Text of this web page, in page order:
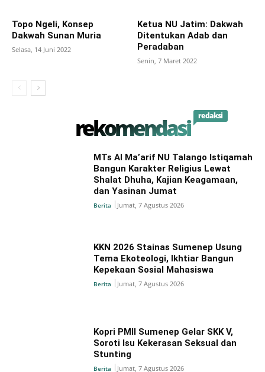
Topo Ngeli, Konsep
Dakwah Sunan Muria
Selasa, 14 Juni 2022
Ketua NU Jatim: Dakwah
Ditentukan Adab dan
Peradaban
Senin, 7 Maret 2022
rekomendasi redaksi
MTs Al Ma’arif NU Talango Istiqamah
Bangun Karakter Religius Lewat
Shalat Dhuha, Kajian Keagamaan,
dan Yasinan Jumat
Berita Jumat, 7 Agustus 2026
KKN 2026 Stainas Sumenep Usung
Tema Ekoteologi, Ikhtiar Bangun
Kepekaan Sosial Mahasiswa
Berita Jumat, 7 Agustus 2026
Kopri PMII Sumenep Gelar SKK V,
Soroti Isu Kekerasan Seksual dan
Stunting
Berita Jumat, 7 Agustus 2026